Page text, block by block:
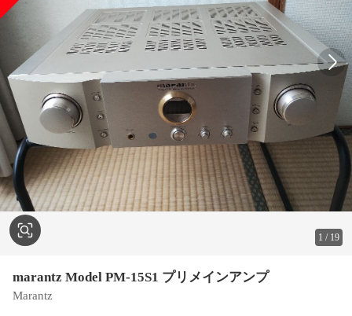
1 / 19
marantz Model PM-15S1 プリメインアンプ
Marantz